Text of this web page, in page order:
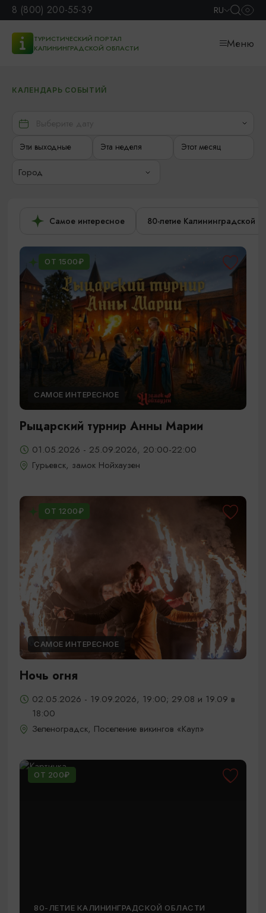
8 (800) 200-55-39 RU
ТУРИСТИЧЕСКИЙ ПОРТАЛ
КАЛИНИНГРАДСКОЙ ОБЛАСТИ
Меню
КАЛЕНДАРЬ СОБЫТИЙ
Эти выходные Эта неделя Этот месяц
Город
Самое интересное 80-летие Калининградской
ОТ 1500₽
САМОЕ ИНТЕРЕСНОЕ
Рыцарский турнир Анны Марии
01.05.2026 - 25.09.2026, 20:00-22:00
Гурьевск, замок Нойхаузен
ОТ 1200₽
САМОЕ ИНТЕРЕСНОЕ
Ночь огня
02.05.2026 - 19.09.2026, 19:00; 29.08 и 19.09 в
18:00
Зеленоградск, Поселение викингов «Кауп»
ОТ 200₽
80-ЛЕТИЕ КАЛИНИНГРАДСКОЙ ОБЛАСТИ